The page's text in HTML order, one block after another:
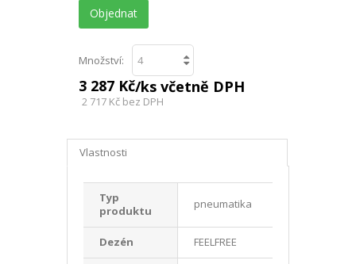
Objednat
Množství:
3 287 Kč/ks včetně DPH
2 717 Kč bez DPH
Vlastnosti
Typ
produktu
pneumatika
Dezén FEELFREE